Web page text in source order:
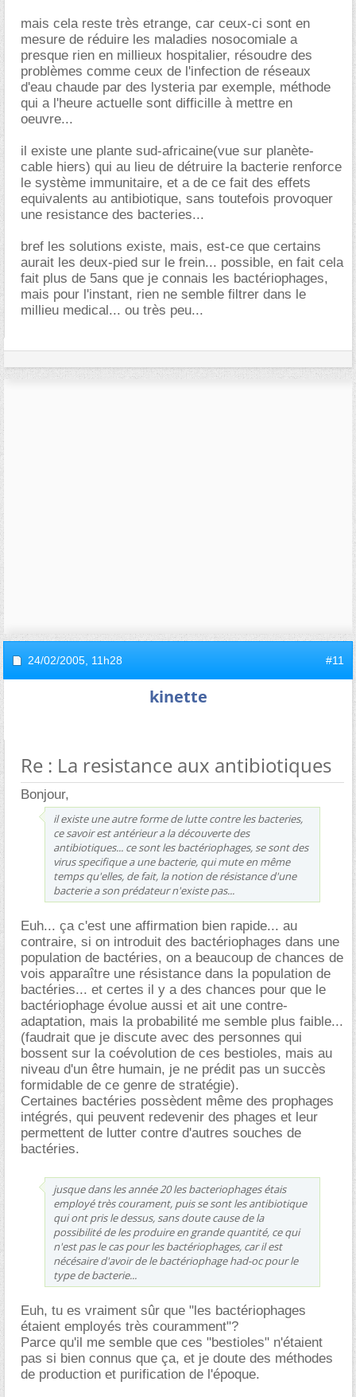
mais cela reste très etrange, car ceux-ci sont en
mesure de réduire les maladies nosocomiale a
presque rien en millieux hospitalier, résoudre des
problèmes comme ceux de l'infection de réseaux
d'eau chaude par des lysteria par exemple, méthode
qui a l'heure actuelle sont difficille à mettre en
oeuvre...
il existe une plante sud-africaine(vue sur planète-
cable hiers) qui au lieu de détruire la bacterie renforce
le système immunitaire, et a de ce fait des effets
equivalents au antibiotique, sans toutefois provoquer
une resistance des bacteries...
bref les solutions existe, mais, est-ce que certains
aurait les deux-pied sur le frein... possible, en fait cela
fait plus de 5ans que je connais les bactériophages,
mais pour l'instant, rien ne semble filtrer dans le
millieu medical... ou très peu...
24/02/2005, 11h28 #11
kinette
Re : La resistance aux antibiotiques
Bonjour,
il existe une autre forme de lutte contre les bacteries,
ce savoir est antérieur a la découverte des
antibiotiques... ce sont les bactériophages, se sont des
virus specifique a une bacterie, qui mute en même
temps qu'elles, de fait, la notion de résistance d'une
bacterie a son prédateur n'existe pas...
Euh... ça c'est une affirmation bien rapide... au
contraire, si on introduit des bactériophages dans une
population de bactéries, on a beaucoup de chances de
vois apparaître une résistance dans la population de
bactéries... et certes il y a des chances pour que le
bactériophage évolue aussi et ait une contre-
adaptation, mais la probabilité me semble plus faible...
(faudrait que je discute avec des personnes qui
bossent sur la coévolution de ces bestioles, mais au
niveau d'un être humain, je ne prédit pas un succès
formidable de ce genre de stratégie).
Certaines bactéries possèdent même des prophages
intégrés, qui peuvent redevenir des phages et leur
permettent de lutter contre d'autres souches de
bactéries.
jusque dans les année 20 les bacteriophages étais
employé très courament, puis se sont les antibiotique
qui ont pris le dessus, sans doute cause de la
possibilité de les produire en grande quantité, ce qui
n'est pas le cas pour les bactériophages, car il est
nécésaire d'avoir de le bactériophage had-oc pour le
type de bacterie...
Euh, tu es vraiment sûr que "les bactériophages
étaient employés très couramment"?
Parce qu'il me semble que ces "bestioles" n'étaient
pas si bien connus que ça, et je doute des méthodes
de production et purification de l'époque.